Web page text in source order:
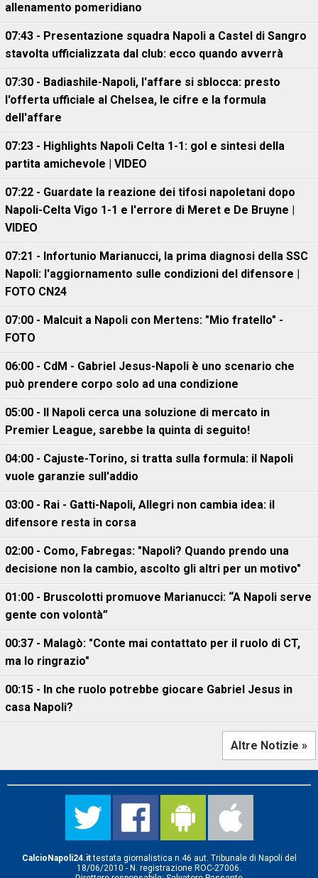
allenamento pomeridiano
07:43 - Presentazione squadra Napoli a Castel di Sangro
stavolta ufficializzata dal club: ecco quando avverrà
07:30 - Badiashile-Napoli, l'affare si sblocca: presto
l'offerta ufficiale al Chelsea, le cifre e la formula
dell'affare
07:23 - Highlights Napoli Celta 1-1: gol e sintesi della
partita amichevole | VIDEO
07:22 - Guardate la reazione dei tifosi napoletani dopo
Napoli-Celta Vigo 1-1 e l'errore di Meret e De Bruyne |
VIDEO
07:21 - Infortunio Marianucci, la prima diagnosi della SSC
Napoli: l'aggiornamento sulle condizioni del difensore |
FOTO CN24
07:00 - Malcuit a Napoli con Mertens: "Mio fratello" -
FOTO
06:00 - CdM - Gabriel Jesus-Napoli è uno scenario che
può prendere corpo solo ad una condizione
05:00 - Il Napoli cerca una soluzione di mercato in
Premier League, sarebbe la quinta di seguito!
04:00 - Cajuste-Torino, si tratta sulla formula: il Napoli
vuole garanzie sull'addio
03:00 - Rai - Gatti-Napoli, Allegri non cambia idea: il
difensore resta in corsa
02:00 - Como, Fabregas: "Napoli? Quando prendo una
decisione non la cambio, ascolto gli altri per un motivo"
01:00 - Bruscolotti promuove Marianucci: “A Napoli serve
gente con volontà”
00:37 - Malagò: "Conte mai contattato per il ruolo di CT,
ma lo ringrazio"
00:15 - In che ruolo potrebbe giocare Gabriel Jesus in
casa Napoli?
Altre Notizie »
CalcioNapoli24.ittestata giornalistica n.46 aut. Tribunale di Napoli del
18/06/2010 - N. registrazione ROC-27006.